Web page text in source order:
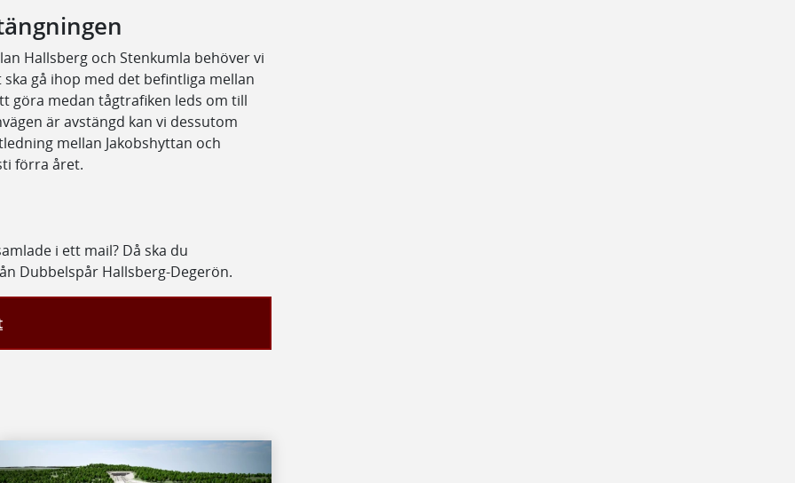
Hallsberg och Stenkumla behöver vi
gå ihop med det befintliga mellan
göra medan tågtrafiken leds om till
är avstängd kan vi dessutom
mellan Jakobshyttan och
förra året.
i ett mail? Då ska du
Dubbelspår Hallsberg-Degerön.